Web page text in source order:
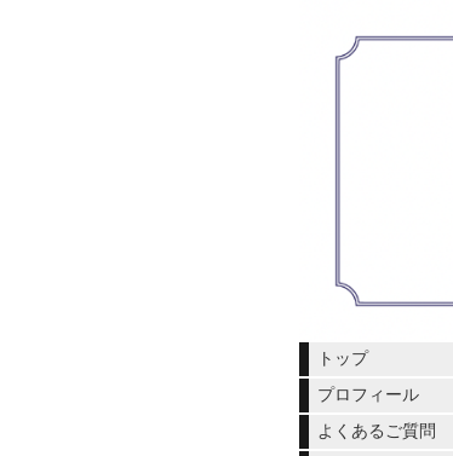
トップ
プロフィール
よくあるご質問